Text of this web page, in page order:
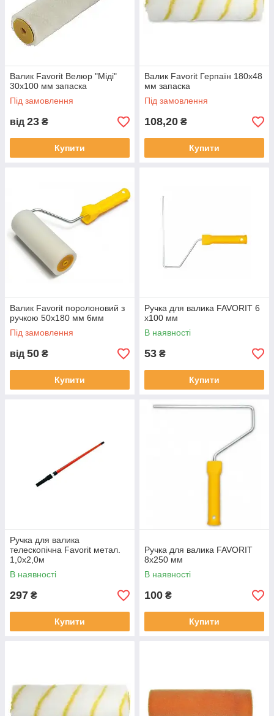
Валик Favorit Велюр "Міді"
30x100 мм запаска
Під замовлення
від 23 ₴
Купити
Валик Favorit Герпаїн 180x48
мм запаска
Під замовлення
108,20 ₴
Купити
Валик Favorit поролоновий з
ручкою 50x180 мм 6мм
Під замовлення
від 50 ₴
Купити
Ручка для валика FAVORIT 6
х100 мм
В наявності
53 ₴
Купити
Ручка для валика
телескопічна Favorit метал.
1,0х2,0м
В наявності
297 ₴
Купити
Ручка для валика FAVORIT
8x250 мм
В наявності
100 ₴
Купити